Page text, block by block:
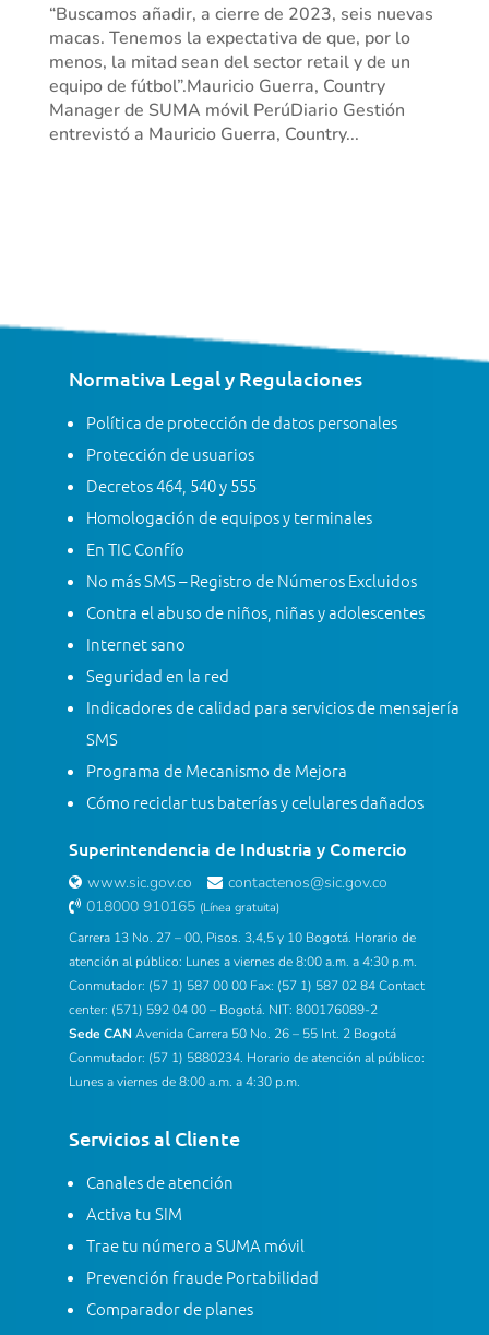
“Buscamos añadir, a cierre de 2023, seis nuevas
macas. Tenemos la expectativa de que, por lo
menos, la mitad sean del sector retail y de un
equipo de fútbol”.Mauricio Guerra, Country
Manager de SUMA móvil PerúDiario Gestión
entrevistó a Mauricio Guerra, Country...
Normativa Legal y Regulaciones
Política de protección de datos personales
Protección de usuarios
Decretos 464, 540 y 555
Homologación de equipos y terminales
En TIC Confío
No más SMS – Registro de Números Excluidos
Contra el abuso de niños, niñas y adolescentes
Internet sano
Seguridad en la red
Indicadores de calidad para servicios de mensajería
SMS
Programa de Mecanismo de Mejora
Cómo reciclar tus baterías y celulares dañados
Superintendencia de Industria y Comercio
www.sic.gov.co
contactenos@sic.gov.co
018000 910165 (Línea gratuita)
Carrera 13 No. 27 – 00, Pisos. 3,4,5 y 10 Bogotá. Horario de
atención al público: Lunes a viernes de 8:00 a.m. a 4:30 p.m.
Conmutador: (57 1) 587 00 00 Fax: (57 1) 587 02 84 Contact
center: (571) 592 04 00 – Bogotá. NIT: 800176089-2
Sede CAN Avenida Carrera 50 No. 26 – 55 Int. 2 Bogotá
Conmutador: (57 1) 5880234. Horario de atención al público:
Lunes a viernes de 8:00 a.m. a 4:30 p.m.
Servicios al Cliente
Canales de atención
Activa tu SIM
Trae tu número a SUMA móvil
Prevención fraude Portabilidad
Comparador de planes